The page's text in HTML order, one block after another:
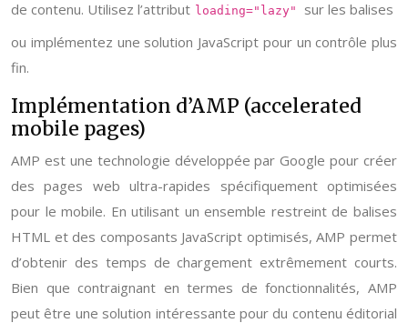
de contenu. Utilisez l’attribut loading="lazy" sur les balises
ou implémentez une solution JavaScript pour un contrôle plus
fin.
Implémentation d’AMP (accelerated
mobile pages)
AMP est une technologie développée par Google pour créer
des pages web ultra-rapides spécifiquement optimisées
pour le mobile. En utilisant un ensemble restreint de balises
HTML et des composants JavaScript optimisés, AMP permet
d’obtenir des temps de chargement extrêmement courts.
Bien que contraignant en termes de fonctionnalités, AMP
peut être une solution intéressante pour du contenu éditorial